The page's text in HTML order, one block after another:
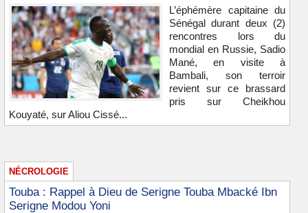
L’éphémère capitaine du
Sénégal durant deux (2)
rencontres lors du
mondial en Russie, Sadio
Mané, en visite à
Bambali, son terroir
revient sur ce brassard
pris sur Cheikhou
Kouyaté, sur Aliou Cissé...
NÉCROLOGIE
Touba : Rappel à Dieu de Serigne Touba Mbacké Ibn
Serigne Modou Yoni